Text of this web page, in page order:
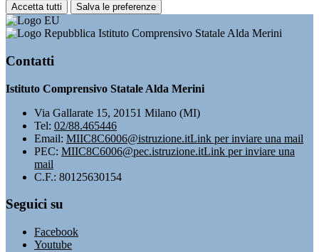
Accetta tutti Salva le preferenze
Istituto Comprensivo Statale Alda Merini
Contatti
Istituto Comprensivo Statale Alda Merini
Via Gallarate 15, 20151 Milano (MI)
Tel: 02/88.465446
Email: MIIC8C6006@istruzione.itLink per inviare una mail
PEC: MIIC8C6006@pec.istruzione.itLink per inviare una
mail
C.F.: 80125630154
Seguici su
Facebook
Youtube